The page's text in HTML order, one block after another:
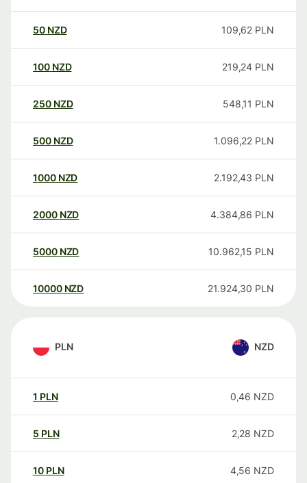
50 NZD 109,62 PLN
100 NZD 219,24 PLN
250 NZD 548,11 PLN
500 NZD 1.096,22 PLN
1000 NZD 2.192,43 PLN
2000 NZD 4.384,86 PLN
5000 NZD 10.962,15 PLN
10000 NZD 21.924,30 PLN
PLN NZD
1 PLN 0,46 NZD
5 PLN 2,28 NZD
10 PLN 4,56 NZD